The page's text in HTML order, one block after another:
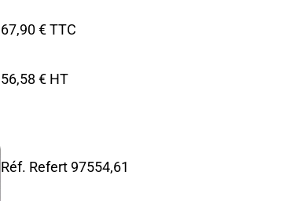
67,90 € TTC
56,58 € HT
Réf. Refert 97554,61